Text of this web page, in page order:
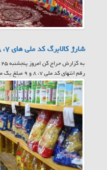
شارژ کالابرگ کد ملی های ۷، ۸ و ۹
رقم انتهای کد ملی ۷، ۸ و ۹ مبلغ یک میلیون تومان به ازای هر نفر شارژ شد.